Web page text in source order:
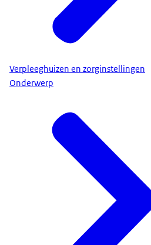
Verpleeghuizen en zorginstellingen
Onderwerp